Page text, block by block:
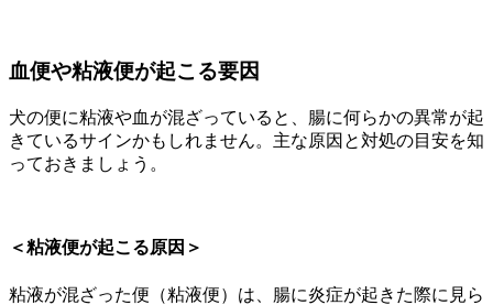
血便や粘液便が起こる要因
犬の便に粘液や血が混ざっていると、腸に何らかの異常が起
きているサインかもしれません。主な原因と対処の目安を知
っておきましょう。
＜粘液便が起こる原因＞
粘液が混ざった便（粘液便）は、腸に炎症が起きた際に見ら